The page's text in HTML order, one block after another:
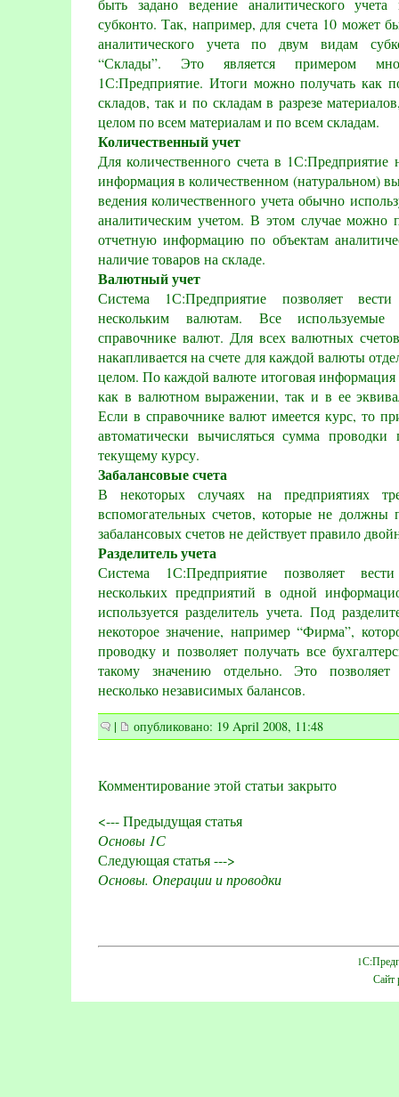
субконто. Так, например, для счета 10 может
аналитического учета по двум видам
“Склады”. Это является примером
1С:Предприятие. Итоги можно получать как
складов, так и по складам в разрезе
целом по всем материалам и по всем складам.
Количественный учет
Для количественного счета в 1С:Предприятие
информация в количественном (натуральном)
ведения количественного учета обычно
аналитическим учетом. В этом случае можно
отчетную информацию по объектам
наличие товаров на складе.
Валютный учет
Система 1С:Предприятие позволяет
нескольким валютам. Все
справочнике валют. Для всех валютных
накапливается на счете для каждой валюты
целом. По каждой валюте итоговая информация
как в валютном выражении, так и в ее
Если в справочнике валют имеется курс, то
автоматически вычисляться сумма
текущему курсу.
Забалансовые счета
В некоторых случаях на предприятиях
вспомогательных счетов, которые не должны
забалансовых счетов не действует правило
Разделитель учета
Система 1С:Предприятие позволяет
нескольких предприятий в одной
используется разделитель учета. Под
некоторое значение, например “Фирма”,
проводку и позволяет получать все
такому значению отдельно. Это позволяет
несколько независимых балансов.
| опубликовано: 19 April 2008, 11:48
Комментирование этой статьи закрыто
<--- Предыдущая статья
Основы 1С
Следующая статья --->
Основы. Операции и проводки
Сайт